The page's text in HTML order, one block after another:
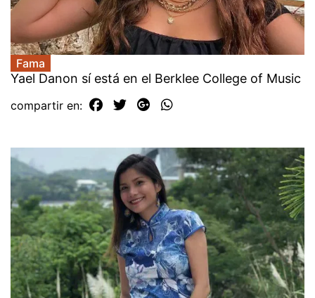
Fama
Yael Danon sí está en el Berklee College of Music
compartir en: